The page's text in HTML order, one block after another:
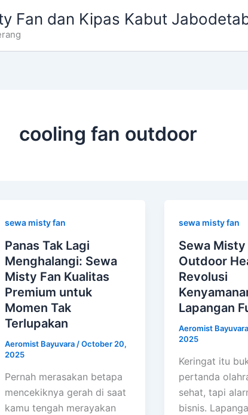
Fan dan Kipas Kabut
cooling fan outdoor
sewa misty fan
Panas Tak Lagi
Menghalangi: Sewa
Misty Fan Kualitas
Premium untuk
Momen Tak
Terlupakan
Aeromist Bayuvara /October 20,
2025
Pernah merasakan betapa
mencekiknya gerah di saat
kamu tengah merayakan
sewa misty fan
Sewa Misty
Outdoor
Revolusi
Lapangan
Aeromist Bayuvara
2025
Keringat itu
pertanda
sehat, tapi
bisnis.